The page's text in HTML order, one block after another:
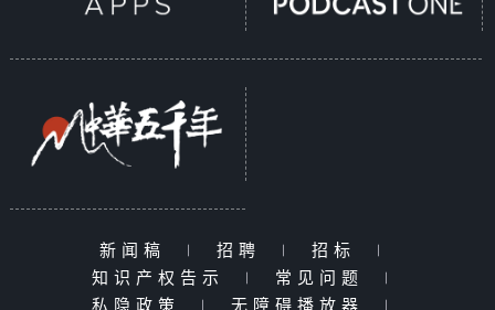
新闻稿 | 招聘 | 招标
|
知识产权告示
| 常见问题
|
私隐政策
| 无障碍播放器 |